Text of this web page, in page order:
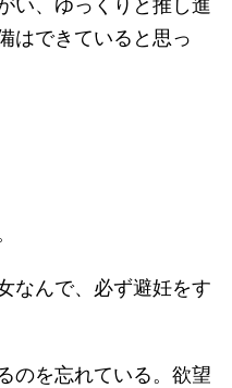
い、ゆっくりと推し進
はできていると思っ
なんで、必ず避妊をす
のを忘れている。欲望